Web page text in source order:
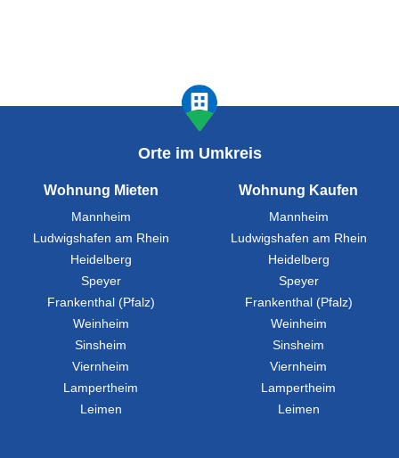
Orte im Umkreis
Wohnung Mieten
Mannheim
Ludwigshafen am Rhein
Heidelberg
Speyer
Frankenthal (Pfalz)
Weinheim
Sinsheim
Viernheim
Lampertheim
Leimen
Wohnung Kaufen
Mannheim
Ludwigshafen am Rhein
Heidelberg
Speyer
Frankenthal (Pfalz)
Weinheim
Sinsheim
Viernheim
Lampertheim
Leimen